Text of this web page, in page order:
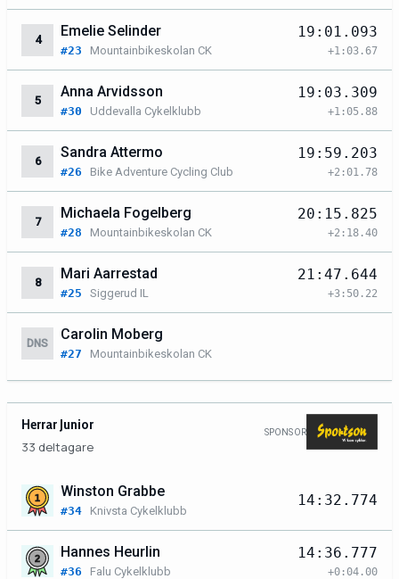
4
Emelie Selinder
#23 Mountainbikeskolan CK
19:01.093
+1:03.67
5
Anna Arvidsson
#30 Uddevalla Cykelklubb
19:03.309
+1:05.88
6
Sandra Attermo
#26 Bike Adventure Cycling Club
19:59.203
+2:01.78
7
Michaela Fogelberg
#28 Mountainbikeskolan CK
20:15.825
+2:18.40
8
Mari Aarrestad
#25 Siggerud IL
21:47.644
+3:50.22
DNS
Carolin Moberg
#27 Mountainbikeskolan CK
Herrar Junior
33 deltagare
SPONSOR
Winston Grabbe
#34 Knivsta Cykelklubb
14:32.774
Hannes Heurlin
#36 Falu Cykelklubb
14:36.777
+0:04.00